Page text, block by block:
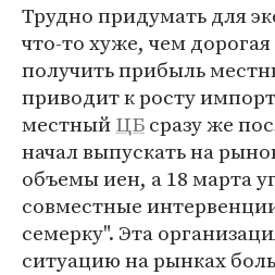
Трудно придумать для
что-то хуже, чем
получить прибыль
приводит к росту
местныйЦБсразу же
начал выпускать на
объемы иен, а 18 марта
совместные
семерку". Эта
ситуацию на рынках